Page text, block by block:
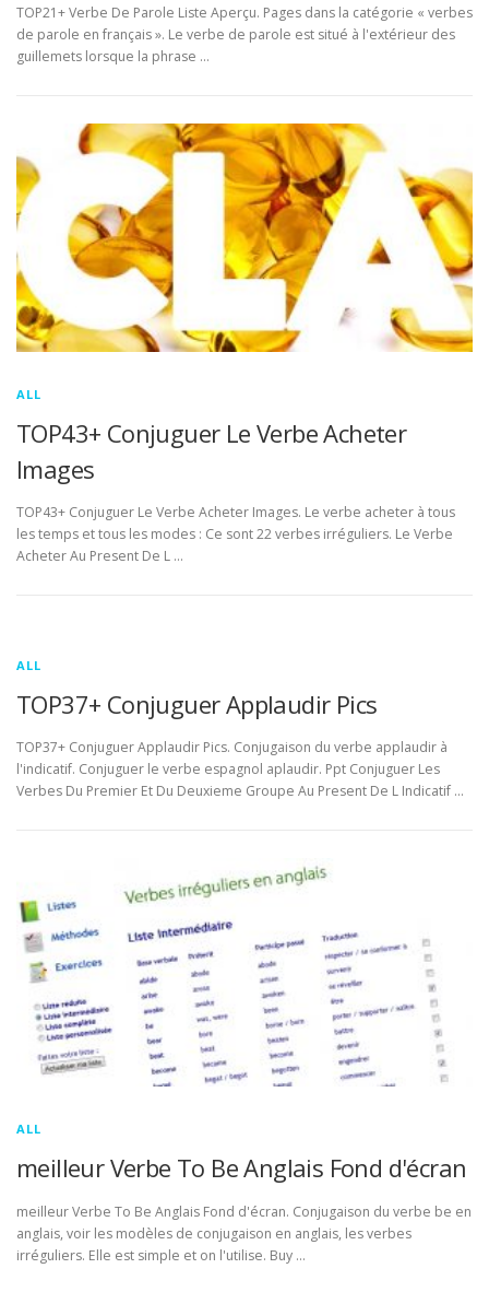
TOP21+ Verbe De Parole Liste Aperçu. Pages dans la catégorie « verbes
de parole en français ». Le verbe de parole est situé à l'extérieur des
guillemets lorsque la phrase …
ALL
TOP43+ Conjuguer Le Verbe Acheter
Images
TOP43+ Conjuguer Le Verbe Acheter Images. Le verbe acheter à tous
les temps et tous les modes : Ce sont 22 verbes irréguliers. Le Verbe
Acheter Au Present De L …
ALL
TOP37+ Conjuguer Applaudir Pics
TOP37+ Conjuguer Applaudir Pics. Conjugaison du verbe applaudir à
l'indicatif. Conjuguer le verbe espagnol aplaudir. Ppt Conjuguer Les
Verbes Du Premier Et Du Deuxieme Groupe Au Present De L Indicatif …
ALL
meilleur Verbe To Be Anglais Fond d'écran
meilleur Verbe To Be Anglais Fond d'écran. Conjugaison du verbe be en
anglais, voir les modèles de conjugaison en anglais, les verbes
irréguliers. Elle est simple et on l'utilise. Buy …